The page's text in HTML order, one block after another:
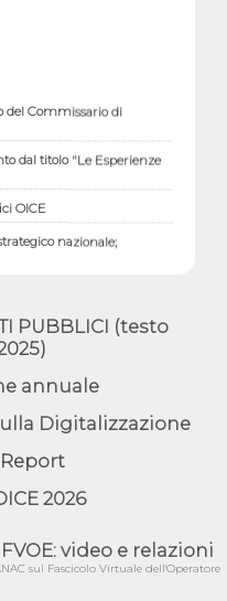
del Commissario di
dal titolo "Le Esperienze
OICE
nazionale;
deliberata la
via libera al quinto lotto
in calo dell'1% a giugno,
contributi per
all’AI Act in
PUBBLICI (testo
annuale
Digitalizzazione
2026
video e relazioni
sul Fascicolo Virtuale dell'Operatore